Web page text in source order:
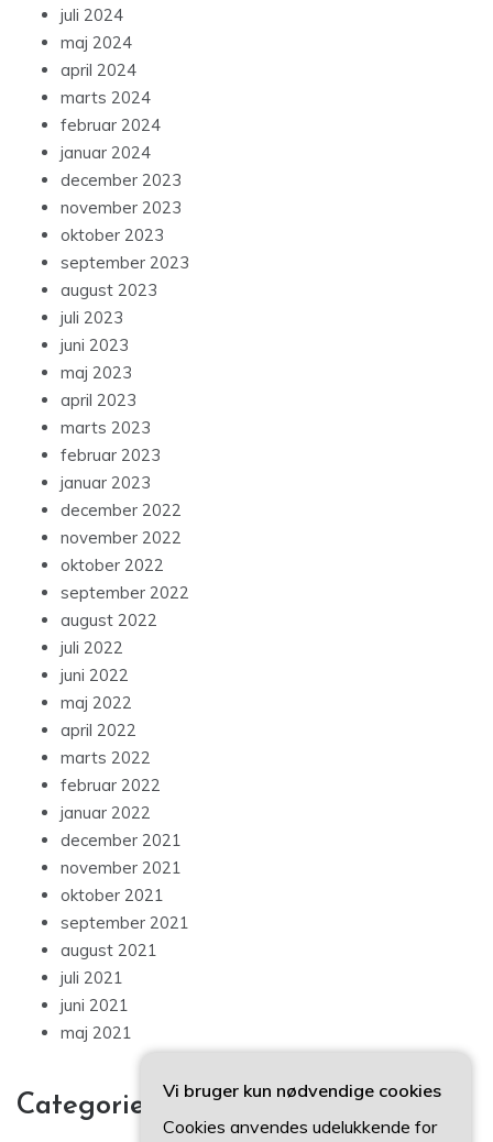
juli 2024
maj 2024
april 2024
marts 2024
februar 2024
januar 2024
december 2023
november 2023
oktober 2023
september 2023
august 2023
juli 2023
juni 2023
maj 2023
april 2023
marts 2023
februar 2023
januar 2023
december 2022
november 2022
oktober 2022
september 2022
august 2022
juli 2022
juni 2022
maj 2022
april 2022
marts 2022
februar 2022
januar 2022
december 2021
november 2021
oktober 2021
september 2021
august 2021
juli 2021
juni 2021
maj 2021
Categories
Vi bruger kun nødvendige cookies
Cookies anvendes udelukkende for